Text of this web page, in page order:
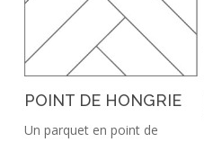
POINT DE HONGRIE
Un parquet en point de